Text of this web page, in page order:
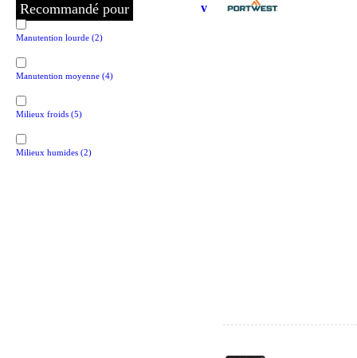
Recommandé pour v
Manutention lourde (2)
Manutention moyenne (4)
Milieux froids (5)
Milieux humides (2)